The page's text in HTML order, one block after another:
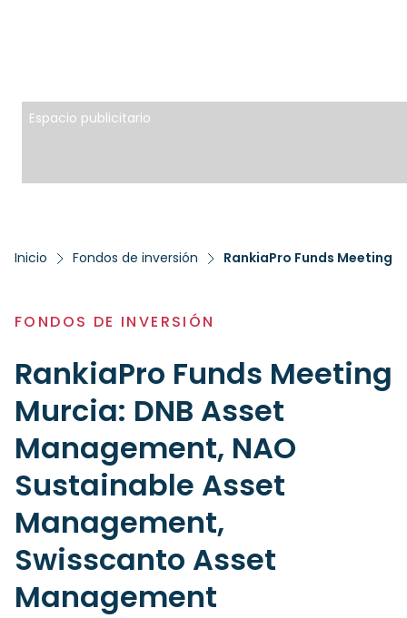
Espacio publicitario
Inicio Fondos de inversión
FONDOS DE INVERSIÓN
RankiaPro Funds Meeting
Murcia: DNB Asset
Management, NAO
Sustainable Asset
Management,
Swisscanto Asset
Management